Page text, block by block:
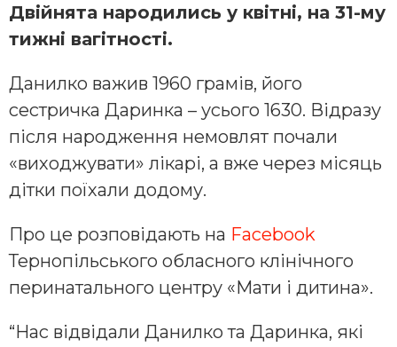
Двійнята народились у квітні, на 31-му
тижні вагітності.
Данилко важив 1960 грамів, його
сестричка Даринка – усього 1630. Відразу
після народження немовлят почали
«виходжувати» лікарі, а вже через місяць
дітки поїхали додому.
Про це розповідають на Facebook
Тернопільського обласного клінічного
перинатального центру «Мати і дитина».
“Нас відвідали Данилко та Даринка, які